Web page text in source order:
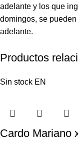
adelante y los que
domingos, se
adelante.
Productos
Sin stock EN
Cardo Mariano